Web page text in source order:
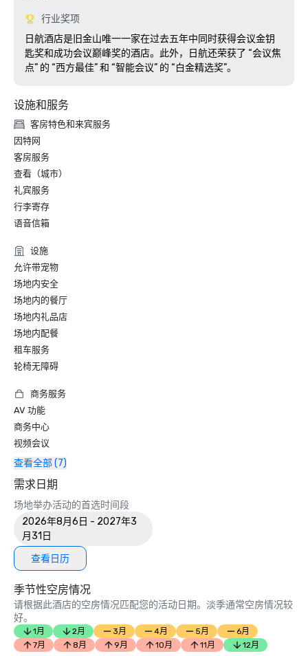
行业奖项
日航酒店是旧金山唯一一家在过去五年中同时获得会议金钥
匙奖和成功会议巅峰奖的酒店。此外，日航还荣获了 “会议焦
点” 的 “西方最佳” 和 “智能会议” 的 “白金精选奖”。
设施和服务
客房特色和来宾服务
因特网
客房服务
查看（城市）
礼宾服务
行李寄存
语音信箱
设施
允许带宠物
场地内安全
场地内的餐厅
场地内礼品店
场地内配餐
租车服务
轮椅无障碍
商务服务
AV 功能
商务中心
视频会议
查看全部 (7)
需求日期
场地举办活动的首选时间段
2026年8月6日 - 2027年3
月31日
查看日历
季节性空房情况
请根据此酒店的空房情况匹配您的活动日期。淡季通常空房情况较
好。
1月 2月 3月 4月 5月
6月
7月
8月 9月 10月 11月 12月